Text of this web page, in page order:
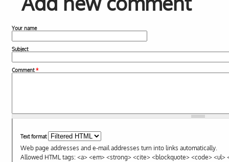
Your name
Subject
Comment*
Text format
Web page addresses and e-mail addresses turn into links automatically.
Allowed HTML tags: <a> <em> <strong> <cite> <blockquote> <code> <ul>